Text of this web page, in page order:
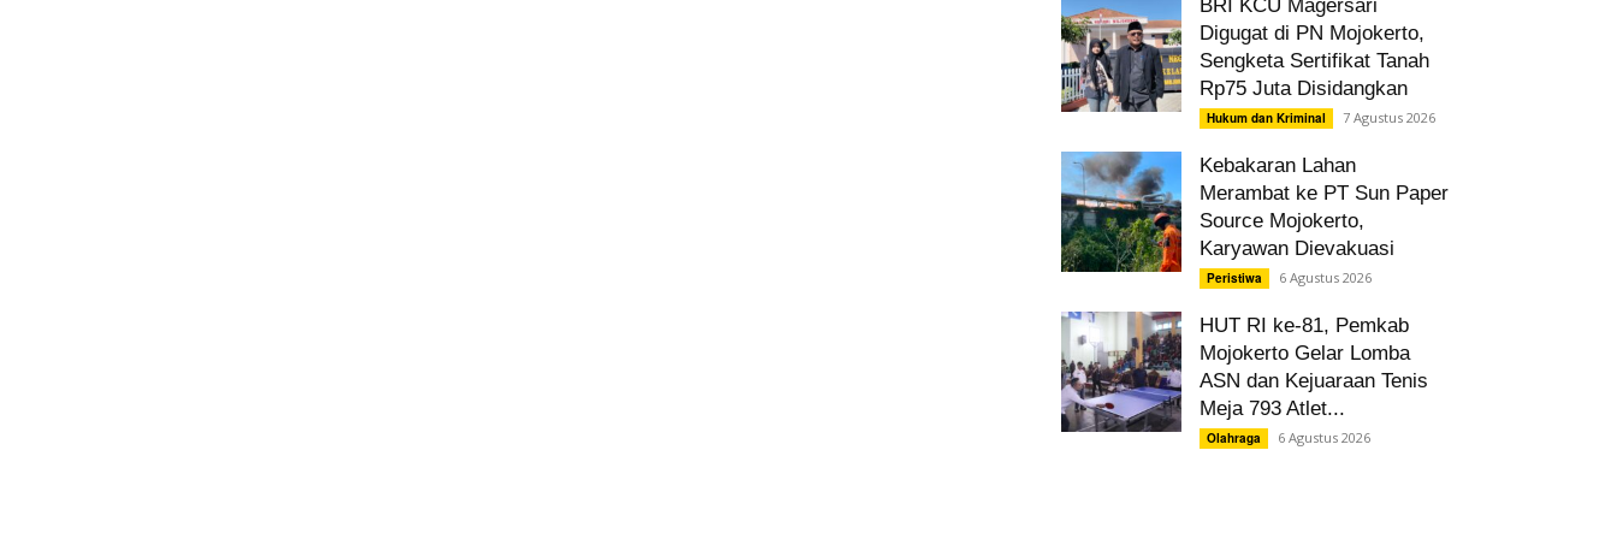
BRI KCU Magersari
Digugat di PN Mojokerto,
Sengketa Sertifikat Tanah
Rp75 Juta Disidangkan
Hukum dan Kriminal 7 Agustus 2026
Kebakaran Lahan
Merambat ke PT Sun Paper
Source Mojokerto,
Karyawan Dievakuasi
Peristiwa 6 Agustus 2026
HUT RI ke-81, Pemkab
Mojokerto Gelar Lomba
ASN dan Kejuaraan Tenis
Meja 793 Atlet...
Olahraga 6 Agustus 2026